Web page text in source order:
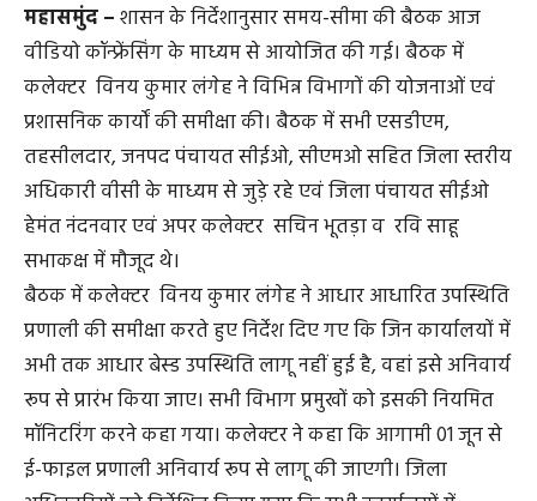
महासमुंद –शासन के निर्देशानुसार समय-सीमा की बैठक आज
वीडियो कॉन्फ्रेंसिंग के माध्यम से आयोजित की गई। बैठक में
कलेक्टर विनय कुमार लंगेह ने विभिन्न विभागों की योजनाओं एवं
प्रशासनिक कार्यों की समीक्षा की। बैठक में सभी एसडीएम,
तहसीलदार, जनपद पंचायत सीईओ, सीएमओ सहित जिला स्तरीय
अधिकारी वीसी के माध्यम से जुड़े रहे एवं जिला पंचायत सीईओ
हेमंत नंदनवार एवं अपर कलेक्टर सचिन भूतड़ा व रवि साहू
सभाकक्ष में मौजूद थे।
बैठक में कलेक्टर विनय कुमार लंगेह ने आधार आधारित उपस्थिति
प्रणाली की समीक्षा करते हुए निर्देश दिए गए कि जिन कार्यालयों में
अभी तक आधार बेस्ड उपस्थिति लागू नहीं हुई है, वहां इसे अनिवार्य
रूप से प्रारंभ किया जाए। सभी विभाग प्रमुखों को इसकी नियमित
मॉनिटरिंग करने कहा गया। कलेक्टर ने कहा कि आगामी 01 जून से
ई-फाइल प्रणाली अनिवार्य रूप से लागू की जाएगी। जिला